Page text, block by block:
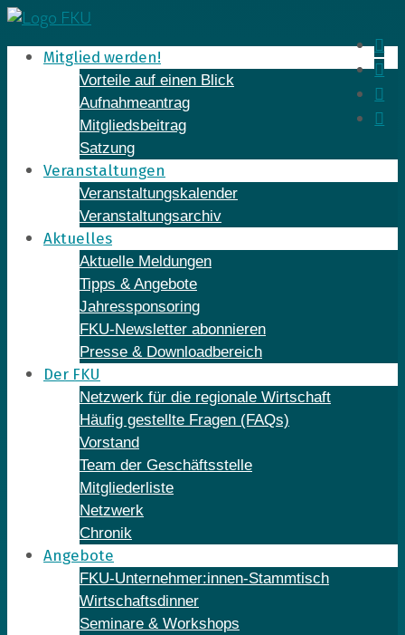
Skip
to
contentMitglied werden!
Vorteile auf einen Blick
Aufnahmeantrag
Mitgliedsbeitrag
Satzung
Veranstaltungen
Veranstaltungskalender
Veranstaltungsarchiv
Aktuelles
Aktuelle Meldungen
Tipps & Angebote
Jahressponsoring
FKU-Newsletter abonnieren
Presse & Downloadbereich
Der FKU
Netzwerk für die regionale Wirtschaft
Häufig gestellte Fragen (FAQs)
Vorstand
Team der Geschäftsstelle
Mitgliederliste
Netzwerk
Chronik
Angebote
FKU-Unternehmer:innen-Stammtisch
Wirtschaftsdinner
Seminare & Workshops